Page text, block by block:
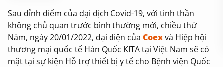
Sau đỉnh điểm của đại dịch Covid-19, với tinh thần
không chủ quan trước bình thường mới, chiều thứ
Năm, ngày 20/01/2022, đại diện của Coexvà Hiệp hội
thương mại quốc tế Hàn Quốc KITA tại Việt Nam sẽ có
mặt tại sự kiện Hỗ trợ thiết bị y tế cho Bệnh viện Quốc